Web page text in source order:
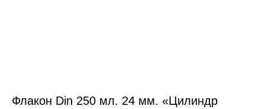
Флакон Din 250 мл. 24 мм. «Цилиндр